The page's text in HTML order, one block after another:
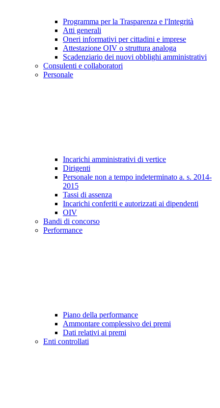
Programma per la Trasparenza e l'Integrità
Atti generali
Oneri informativi per cittadini e imprese
Attestazione OIV o struttura analoga
Scadenziario dei nuovi obblighi amministrativi
Consulenti e collaboratori
Personale
Incarichi amministrativi di vertice
Dirigenti
Personale non a tempo indeterminato a. s. 2014-
2015
Tassi di assenza
Incarichi conferiti e autorizzati ai dipendenti
OIV
Bandi di concorso
Performance
Piano della performance
Ammontare complessivo dei premi
Dati relativi ai premi
Enti controllati